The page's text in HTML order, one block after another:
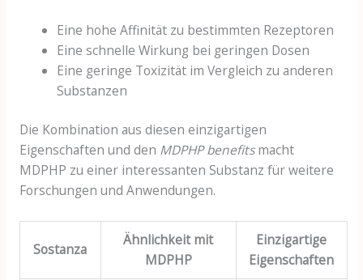
Eine hohe Affinität zu bestimmten Rezeptoren
Eine schnelle Wirkung bei geringen Dosen
Eine geringe Toxizität im Vergleich zu anderen
Substanzen
Die Kombination aus diesen einzigartigen
Eigenschaften und den MDPHP benefitsmacht
MDPHP zu einer interessanten Substanz für weitere
Forschungen und Anwendungen.
Sostanza
Ähnlichkeit mit
MDPHP
Einzigartige
Eigenschaften